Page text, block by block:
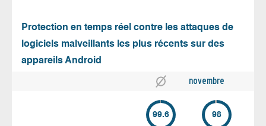
Protection en temps réel contre les attaques de
logiciels malveillants les plus récents sur des
appareils Android
novembre
99.6 98